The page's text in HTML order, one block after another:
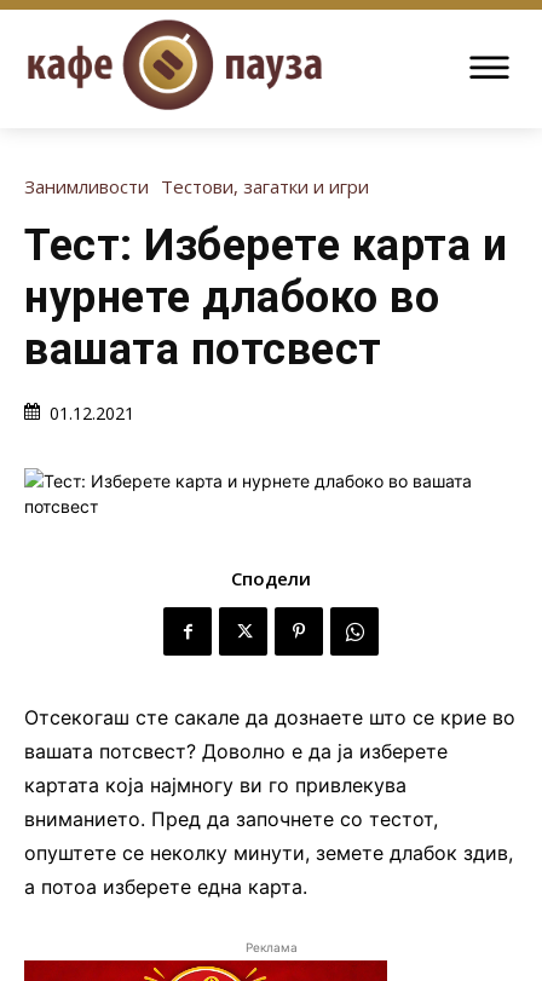
Занимливости Тестови, загатки и игри
Тест: Изберете карта и
нурнете длабоко во
вашата потсвест
01.12.2021
Сподели
Отсекогаш сте сакале да дознаете што се крие во
вашата потсвест? Доволно е да ја изберете
картата која најмногу ви го привлекува
вниманието. Пред да започнете со тестот,
опуштете се неколку минути, земете длабок здив,
а потоа изберете една карта.
Реклама